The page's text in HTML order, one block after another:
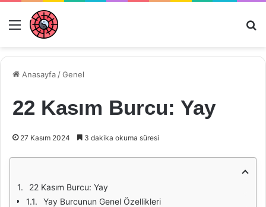
Menü
Anasayfa /Genel
22 Kasım Burcu: Yay
27 Kasım 2024 3 dakika okuma süresi
22 Kasım Burcu: Yay
Yay Burcunun Genel Özellikleri